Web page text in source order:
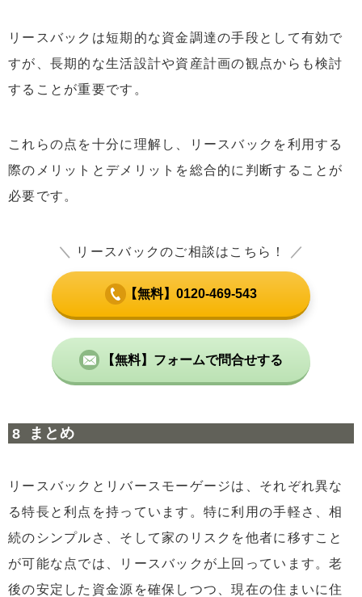
リースバックは短期的な資金調達の手段として有効で
すが、長期的な生活設計や資産計画の観点からも検討
することが重要です。
これらの点を十分に理解し、リースバックを利用する
際のメリットとデメリットを総合的に判断することが
必要です。
＼ リースバックのご相談はこちら！ ／
【無料】0120-469-543
【無料】フォームで問合せする
まとめ
リースバックとリバースモーゲージは、それぞれ異な
る特長と利点を持っています。特に利用の手軽さ、相
続のシンプルさ、そして家のリスクを他者に移すこと
が可能な点では、リースバックが上回っています。老
後の安定した資金源を確保しつつ、現在の住まいに住